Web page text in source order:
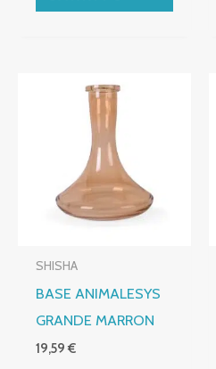
SHISHA
BASE ANIMALESYS
GRANDE MARRON
19,59€